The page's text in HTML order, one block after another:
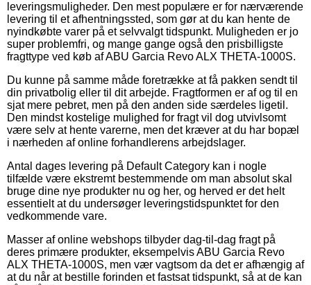
leveringsmuligheder. Den mest populære er for nærværende
levering til et afhentningssted, som gør at du kan hente de
nyindkøbte varer på et selvvalgt tidspunkt. Muligheden er jo
super problemfri, og mange gange også den prisbilligste
fragttype ved køb af ABU Garcia Revo ALX THETA-1000S.
Du kunne på samme måde foretrække at få pakken sendt til
din privatbolig eller til dit arbejde. Fragtformen er af og til en
sjat mere pebret, men på den anden side særdeles ligetil.
Den mindst kostelige mulighed for fragt vil dog utvivlsomt
være selv at hente varerne, men det kræver at du har bopæl
i nærheden af online forhandlerens arbejdslager.
Antal dages levering på Default Category kan i nogle
tilfælde være ekstremt bestemmende om man absolut skal
bruge dine nye produkter nu og her, og herved er det helt
essentielt at du undersøger leveringstidspunktet for den
vedkommende vare.
Masser af online webshops tilbyder dag-til-dag fragt på
deres primære produkter, eksempelvis ABU Garcia Revo
ALX THETA-1000S, men vær vagtsom da det er afhængig af
at du når at bestille forinden et fastsat tidspunkt, så at de kan